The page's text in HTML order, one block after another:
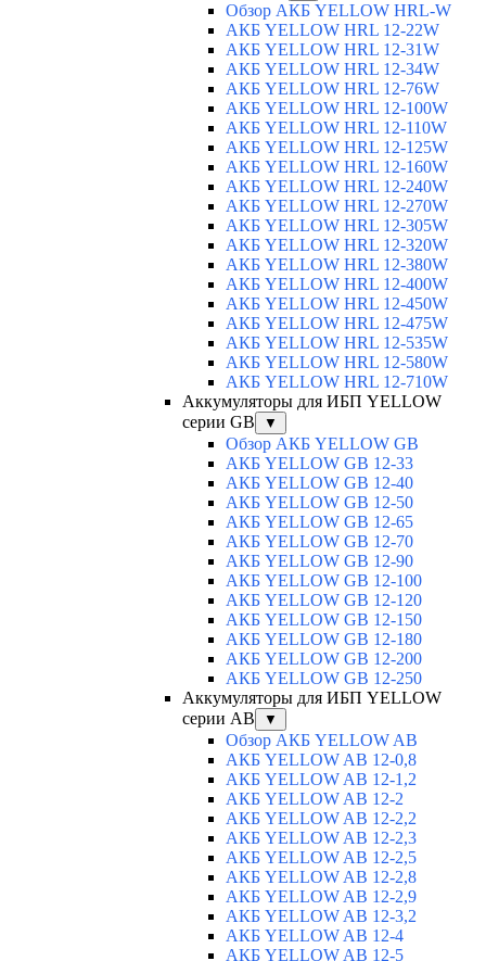
Обзор АКБ YELLOW HRL-W
АКБ YELLOW HRL 12-22W
АКБ YELLOW HRL 12-31W
АКБ YELLOW HRL 12-34W
АКБ YELLOW HRL 12-76W
АКБ YELLOW HRL 12-100W
АКБ YELLOW HRL 12-110W
АКБ YELLOW HRL 12-125W
АКБ YELLOW HRL 12-160W
АКБ YELLOW HRL 12-240W
АКБ YELLOW HRL 12-270W
АКБ YELLOW HRL 12-305W
АКБ YELLOW HRL 12-320W
АКБ YELLOW HRL 12-380W
АКБ YELLOW HRL 12-400W
АКБ YELLOW HRL 12-450W
АКБ YELLOW HRL 12-475W
АКБ YELLOW HRL 12-535W
АКБ YELLOW HRL 12-580W
АКБ YELLOW HRL 12-710W
Аккумуляторы для ИБП YELLOW
серии GB
▼
Обзор АКБ YELLOW GB
АКБ YELLOW GB 12-33
АКБ YELLOW GB 12-40
АКБ YELLOW GB 12-50
АКБ YELLOW GB 12-65
АКБ YELLOW GB 12-70
АКБ YELLOW GB 12-90
АКБ YELLOW GB 12-100
АКБ YELLOW GB 12-120
АКБ YELLOW GB 12-150
АКБ YELLOW GB 12-180
АКБ YELLOW GB 12-200
АКБ YELLOW GB 12-250
Аккумуляторы для ИБП YELLOW
серии AB
▼
Обзор АКБ YELLOW AB
АКБ YELLOW AB 12-0,8
АКБ YELLOW AB 12-1,2
АКБ YELLOW AB 12-2
АКБ YELLOW AB 12-2,2
АКБ YELLOW AB 12-2,3
АКБ YELLOW AB 12-2,5
АКБ YELLOW AB 12-2,8
АКБ YELLOW AB 12-2,9
АКБ YELLOW AB 12-3,2
АКБ YELLOW AB 12-4
АКБ YELLOW AB 12-5